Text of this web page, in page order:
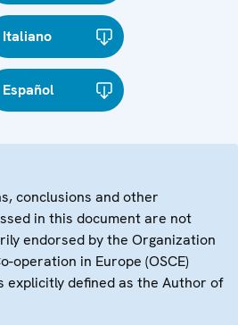
Italiano
Español
conclusions and other
in this document are not
endorsed by the Organization
operation in Europe (OSCE)
explicitly defined as the Author of